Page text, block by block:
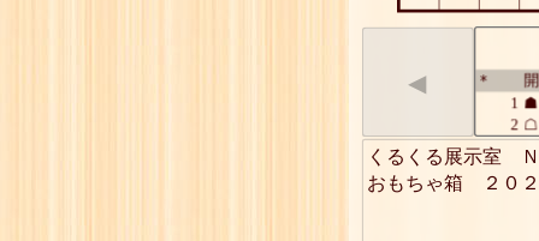
◀ *
1 ☗
2
☗
5 ☗
くるくる展示室　
おもちゃ箱　２０